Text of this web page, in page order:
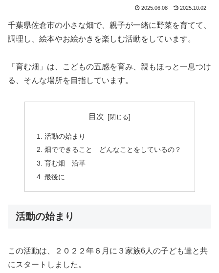
2025.06.08 2025.10.02
千葉県佐倉市の小さな畑で、親子が一緒に野菜を育てて、
調理し、絵本やお絵かきを楽しむ活動をしています。
「育む畑」は、こどもの五感を育み、親もほっと一息つけ
る、そんな場所を目指しています。
目次
活動の始まり
畑でできること どんなことをしているの？
育む畑 沿革
最後に
活動の始まり
この活動は、２０２２年６月に３家族6人の子ども達と共
にスタートしました。